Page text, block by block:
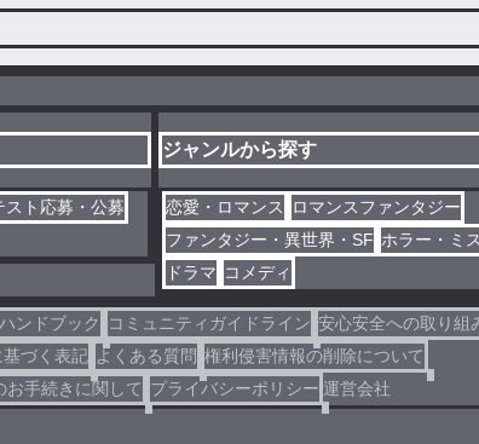
スト応募・公募
ジャンルから探す
恋愛・ロマンス
ロマンスファンタジー
ファンタジー・異世界・SF ホラー・ミ
ドラマ コメディ
ンドブック コミュニティガイドライン 安心安全への取り組
づく表記 よくある質問 権利侵害情報の削除について
お手続きに関して プライバシーポリシー 運営会社